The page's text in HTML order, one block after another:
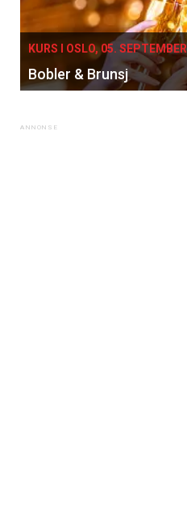
KURS I OSLO, 05. SEPTEMBER
Bobler & Brunsj